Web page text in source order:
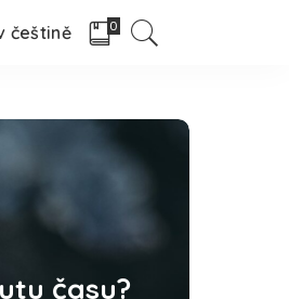
češtině 0
času?